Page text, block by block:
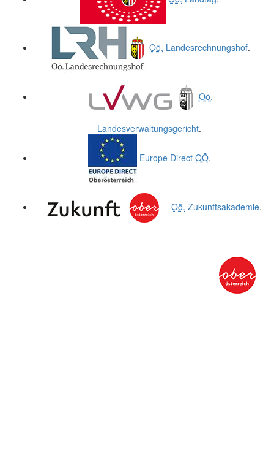
Oö. Landesrechnungshof.
Oö.
Landesverwaltungsgericht.
Europe Direct OÖ.
Oö. Zukunftsakademie.